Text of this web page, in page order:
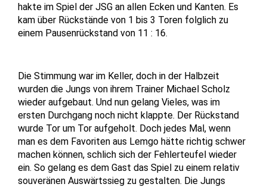
hakte im Spiel der JSG an allen Ecken und Kanten. Es
kam über Rückstände von 1 bis 3 Toren folglich zu
einem Pausenrückstand von 11 : 16.
Die Stimmung war im Keller, doch in der Halbzeit
wurden die Jungs von ihrem Trainer Michael Scholz
wieder aufgebaut. Und nun gelang Vieles, was im
ersten Durchgang noch nicht klappte. Der Rückstand
wurde Tor um Tor aufgeholt. Doch jedes Mal, wenn
man es dem Favoriten aus Lemgo hätte richtig schwer
machen können, schlich sich der Fehlerteufel wieder
ein. So gelang es dem Gast das Spiel zu einem relativ
souveränen Auswärtssieg zu gestalten. Die Jungs